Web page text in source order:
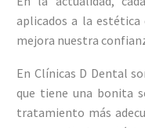
aplicados a la estética
mejora nuestra
En Clínicas D Dental
que tiene una bonita
tratamiento más